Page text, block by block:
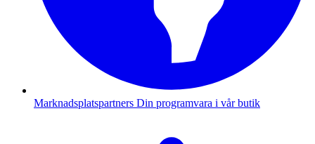
Marknadsplatspartners Din programvara i vår butik